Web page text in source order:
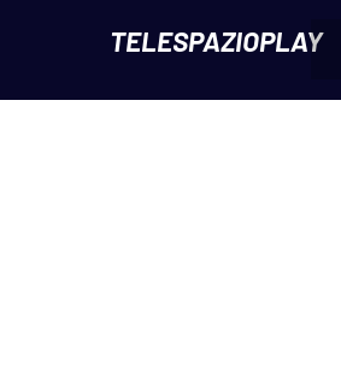
TELESPAZIOPLAY